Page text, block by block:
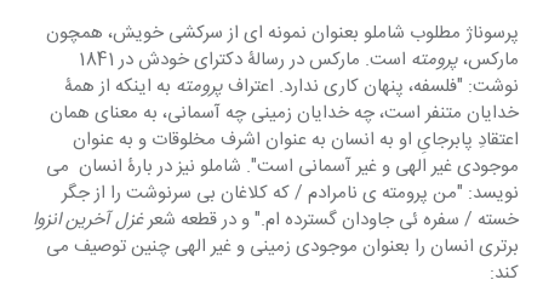
پرسوناژ مطلوب شاملو بعنوان نمونه ای از سرکشی خویش، همچون
مارکس، پرومته
نوشت: "فلسفه، پنهان کاری ندارد. اعتراف پرومته به اینکه از همۀ
خدایان متنفر است، چه خدایان زمینی چه آسمانی، به معنای همان
اعتقادِ پابرجایِ او به انسان به عنوان اشرف مخلوقات و به عنوان
موجودی غیر الهی و غیر آسمانی است". شاملو نیز در بارۀ انسان  می
نویسد: "من پرومته ی نامرادم / که کلاغان بی سرنوشت را از جگر
خسته / سفره ئی جاودان گسترده ام." و در قطعه شعر غزل آخرین انزوا
برتری انسان را بعنوان موجودی زمینی و غیر الهی چنین توصیف می
کند: